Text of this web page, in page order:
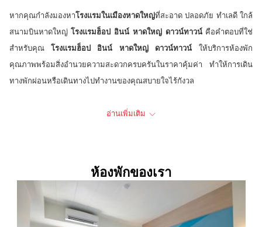
อิน
เอา
ท์
หากคุณกำลังมองหาโรงแรมในเมืองหาดใหญ่ที่สะอาด ปลอดภัย ทำเลดี ใกล้
สนามบินหาดใหญ่ โรงแรมฮ็อป อินน์ หาดใหญ่ ดาวน์ทาวน์ คือคำตอบที่ใช่
สำหรับคุณ โรงแรมฮ็อป อินน์ หาดใหญ่ ดาวน์ทาวน์ให้บริการห้องพัก
คุณภาพพร้อมสิ่งอำนวยความสะดวกครบครันในราคาคุ้มค่า ทำให้การเดิน
ทางพักผ่อนหรือเดินทางไปทำงานของคุณสบายใจไร้กังวล
อำนวยความสะดวกมาตรฐาน อาทิ เตียงนอนนุ่มสบาย แอร์ ทีวี ตู้เย็น ห้องน้ำ
เครื่องดื่มยามเช้า ทั้งกาแฟร้อน, ช็อกโกแลตร้อนสำหรับผู้เข้าพักในช่วงเช้า
โรงแรมฮ็อป อินน์ หาดใหญ่ ดาวน์ทาวน์
เดินทางสะดวก ใกล้สถานที่สำคัญ
ในหาดใหญ่ ไม่ว่าจะเป็นตลาดกิมหยง, ห้างไดอาน่า,โรงพยาบาลสงขลา
อ่านเพิ่มเติม
ห้องพักของเรา